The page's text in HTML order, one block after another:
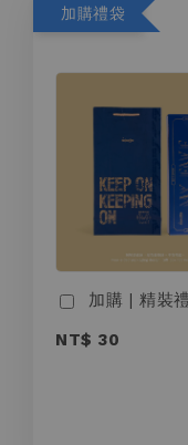
加購禮袋
加購 | 精裝
NT$ 30